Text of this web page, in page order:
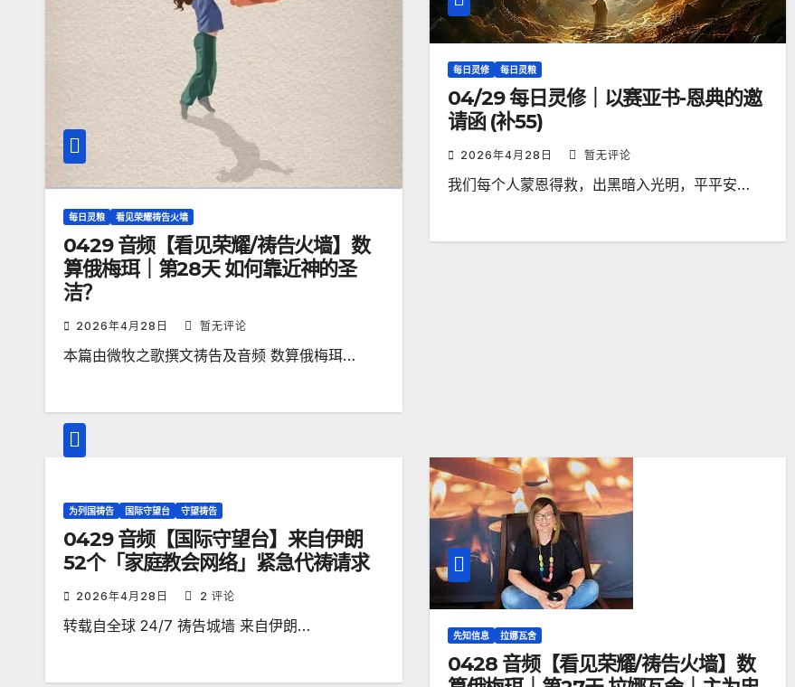
每日灵粮 看见荣耀祷告火墙
0429 音频【看见荣耀/祷告火墙】数
算俄梅珥｜第28天 如何靠近神的圣
洁？
2026年4月28日 暂无评论
本篇由微牧之歌撰文祷告及音频 数算俄梅珥…
每日灵修 每日灵粮
04/29 每日灵修｜以赛亚书-恩典的邀
请函 (补55)
2026年4月28日 暂无评论
我们每个人蒙恩得救，出黑暗入光明，平平安…
为列国祷告 国际守望台 守望祷告
0429 音频【国际守望台】来自伊朗
52个「家庭教会网络」紧急代祷请求
2026年4月28日 2 评论
转载自全球 24/7 祷告城墙 来自伊朗…
先知信息 拉娜瓦舍
0428 音频【看见荣耀/祷告火墙】数